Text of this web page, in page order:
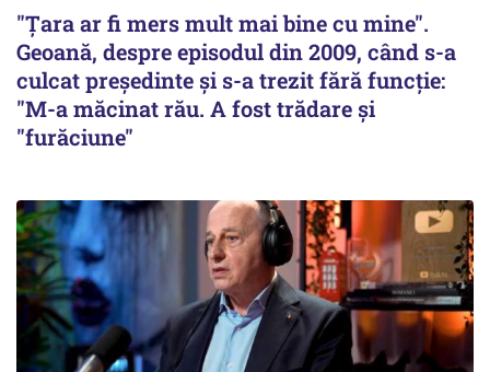
"Țara ar fi mers mult mai bine cu mine".
Geoană, despre episodul din 2009, când s-a
culcat președinte și s-a trezit fără funcție:
"M-a măcinat rău. A fost trădare și
"furăciune"